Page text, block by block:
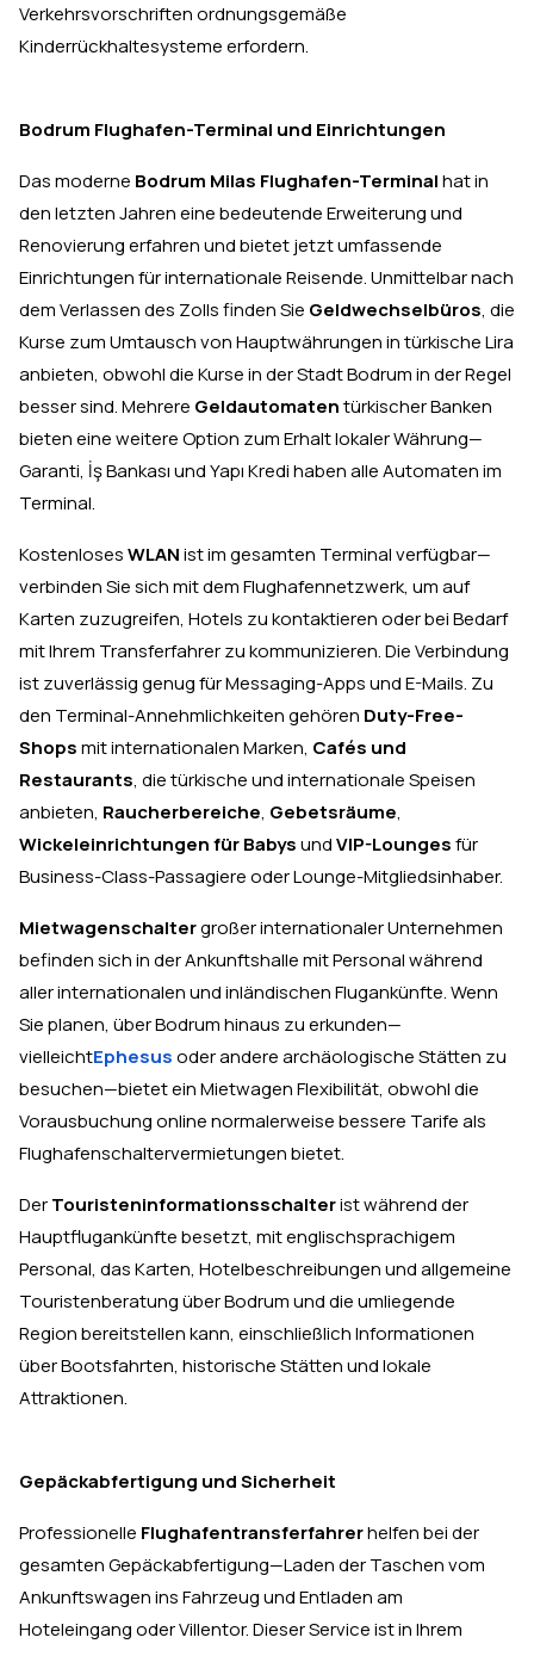
Verkehrsvorschriften ordnungsgemäße
Kinderrückhaltesysteme erfordern.
Bodrum Flughafen-Terminal und Einrichtungen
Das moderne Bodrum Milas Flughafen-Terminalhat in
den letzten Jahren eine bedeutende Erweiterung und
Renovierung erfahren und bietet jetzt umfassende
Einrichtungen für internationale Reisende. Unmittelbar nach
dem Verlassen des Zolls finden Sie Geldwechselbüros, die
Kurse zum Umtausch von Hauptwährungen in türkische Lira
anbieten, obwohl die Kurse in der Stadt Bodrum in der Regel
besser sind. Mehrere Geldautomatentürkischer Banken
bieten eine weitere Option zum Erhalt lokaler Währung—
Garanti, İş Bankası und Yapı Kredi haben alle Automaten im
Terminal.
KostenlosesWLANist im gesamten Terminal verfügbar—
verbinden Sie sich mit dem Flughafennetzwerk, um auf
Karten zuzugreifen, Hotels zu kontaktieren oder bei Bedarf
mit Ihrem Transferfahrer zu kommunizieren. Die Verbindung
ist zuverlässig genug für Messaging-Apps und E-Mails. Zu
den Terminal-Annehmlichkeiten gehören Duty-Free-
Shopsmit internationalen Marken, Cafés und
Restaurants, die türkische und internationale Speisen
anbieten, Raucherbereiche, Gebetsräume,
Wickeleinrichtungen für BabysundVIP-Loungesfür
Business-Class-Passagiere oder Lounge-Mitgliedsinhaber.
Mietwagenschaltergroßer internationaler Unternehmen
befinden sich in der Ankunftshalle mit Personal während
aller internationalen und inländischen Flugankünfte. Wenn
Sie planen, über Bodrum hinaus zu erkunden—
vielleichtEphesusoder andere archäologische Stätten zu
besuchen—bietet ein Mietwagen Flexibilität, obwohl die
Vorausbuchung online normalerweise bessere Tarife als
Flughafenschaltervermietungen bietet.
DerTouristeninformationsschalterist während der
Hauptflugankünfte besetzt, mit englischsprachigem
Personal, das Karten, Hotelbeschreibungen und allgemeine
Touristenberatung über Bodrum und die umliegende
Region bereitstellen kann, einschließlich Informationen
über Bootsfahrten, historische Stätten und lokale
Attraktionen.
Gepäckabfertigung und Sicherheit
Professionelle Flughafentransferfahrerhelfen bei der
gesamten Gepäckabfertigung—Laden der Taschen vom
Ankunftswagen ins Fahrzeug und Entladen am
Hoteleingang oder Villentor. Dieser Service ist in Ihrem